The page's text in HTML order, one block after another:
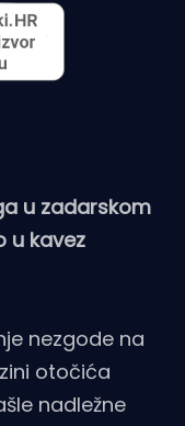
u zadarskom
u kavez
nezgode na
otočića
nadležne